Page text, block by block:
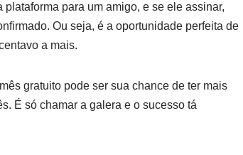
para um amigo, e se ele assinar,
Ou seja, é a oportunidade perfeita de
a mais.
gratuito pode ser sua chance de ter mais
É só chamar a galera e o sucesso tá